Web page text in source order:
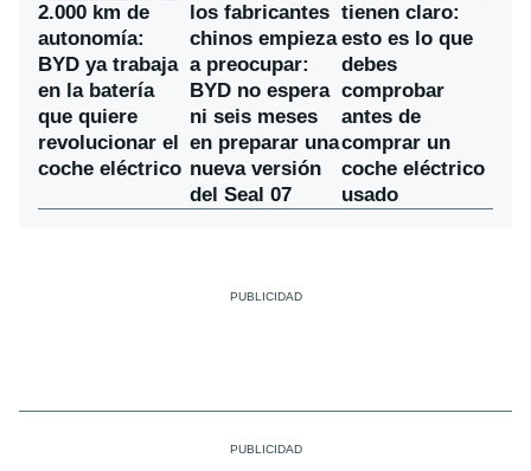
2.000 km de
autonomía:
BYD ya trabaja
en la batería
que quiere
revolucionar el
coche eléctrico
los fabricantes
chinos empieza
a preocupar:
BYD no espera
ni seis meses
en preparar una
nueva versión
del Seal 07
tienen claro:
esto es lo que
debes
comprobar
antes de
comprar un
coche eléctrico
usado